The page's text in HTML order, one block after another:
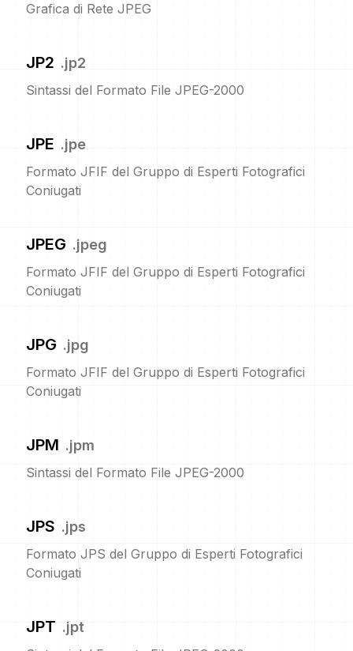
Grafica di Rete JPEG
JP2 .jp2
Sintassi del Formato File JPEG-2000
JPE .jpe
Formato JFIF del Gruppo di Esperti Fotografici
Coniugati
JPEG .jpeg
Formato JFIF del Gruppo di Esperti Fotografici
Coniugati
JPG .jpg
Formato JFIF del Gruppo di Esperti Fotografici
Coniugati
JPM .jpm
Sintassi del Formato File JPEG-2000
JPS .jps
Formato JPS del Gruppo di Esperti Fotografici
Coniugati
JPT .jpt